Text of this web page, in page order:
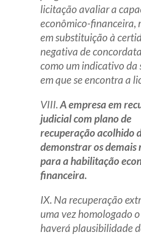
licitação avaliar a
econômico-financeira,
em substituição à
negativa de
como um indicativo da
em que se encontra a
VIII. A empresa em
judicial com plano de
recuperação acolhido
demonstrar os demais
para a habilitação
financeira.
IX. Na recuperação
uma vez homologado
haverá plausibilidade